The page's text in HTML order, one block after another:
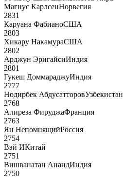
Магнус КарлсенНорвегия
2831
Каруана ФабианоСША
2803
Хикару НакамураСША
2802
Арджун ЭригайсиИндия
2801
Гукеш ДоммараджуИндия
2777
Нодирбек АбдусатторовУзбекистан
2768
Алиреза ФируджаФранция
2763
Ян НепомнящийРоссия
2754
Вэй ИКитай
2751
Вишванатан АнандИндия
2750